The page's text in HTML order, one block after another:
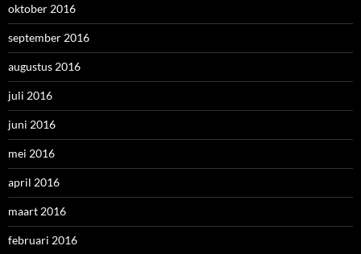
oktober 2016
september 2016
augustus 2016
juli 2016
juni 2016
mei 2016
april 2016
maart 2016
februari 2016